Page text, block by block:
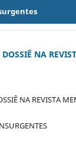
NA
NA REVISTA